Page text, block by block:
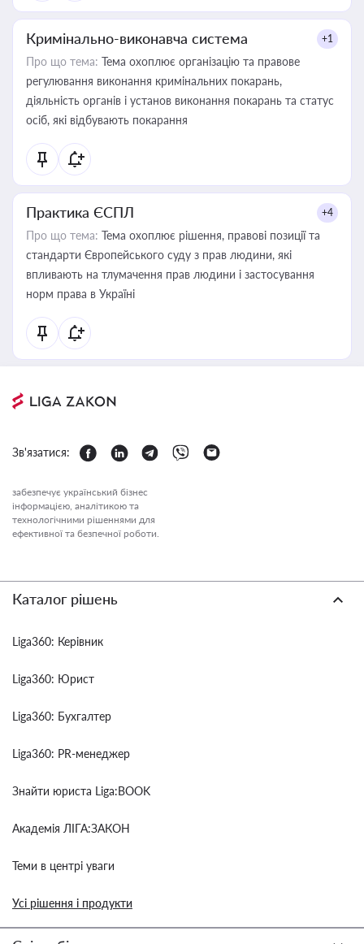
Кримінально-виконавча система +1
Про що тема: Тема охоплює організацію та правове
регулювання виконання кримінальних покарань,
діяльність органів і установ виконання покарань та статус
осіб, які відбувають покарання
Практика ЄСПЛ +4
Про що тема: Тема охоплює рішення, правові позиції та
стандарти Європейського суду з прав людини, які
впливають на тлумачення прав людини і застосування
норм права в Україні
Зв'язатися:
забезпечує український бізнес
інформацією, аналітикою та
технологічними рішеннями для
ефективної та безпечної роботи.
Каталог рішень
Liga360: Керівник
Liga360: Юрист
Liga360: Бухгалтер
Liga360: PR-менеджер
Знайти юриста Liga:BOOK
Академія ЛІГА:ЗАКОН
Теми в центрі уваги
Усі рішення і продукти